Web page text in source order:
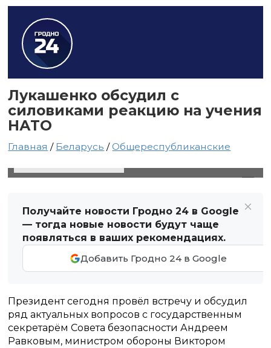
Лукашенко обсудил с
силовиками реакцию на учения
НАТО
Главная / Беларусь /Общереспубликанские
Получайте новости Гродно 24 в Google
— тогда новые новости будут чаще
появляться в ваших рекомендациях.
Добавить Гродно 24 в Google
Президент сегодня провёл встречу и обсудил
ряд актуальных вопросов с государственным
секретарём Совета безопасности Андреем
Равковым, министром обороны Виктором